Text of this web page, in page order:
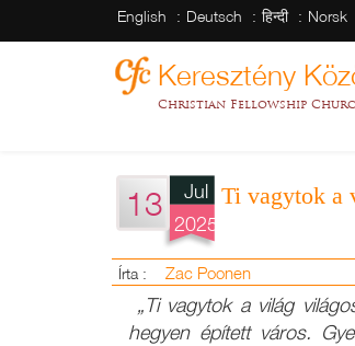
English Deutsch हिन्दी Norsk
Keresztény
Christian Fellowship
13
Jul
2025
Ti vagytok a
Írta : Zac Poonen
„Ti vagytok a világ
hegyen épített város.